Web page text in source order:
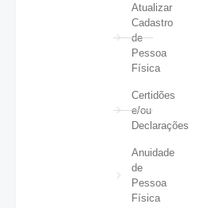
Atualizar
Cadastro
de
Pessoa
Física
Certidões
e/ou
Declarações
Anuidade
de
Pessoa
Física